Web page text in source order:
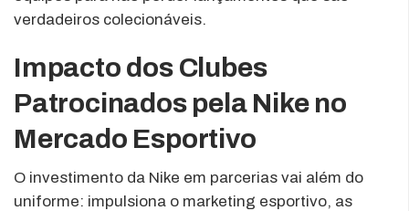
verdadeiros colecionáveis.
Impacto dos Clubes
Patrocinados pela Nike no
Mercado Esportivo
O investimento da Nike em parcerias vai além do
uniforme: impulsiona o marketing esportivo, as